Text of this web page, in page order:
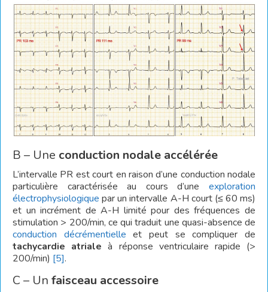
B – Une conduction nodale accélérée
L’intervalle PR est court en raison d’une conduction nodale
particulière caractérisée au cours d’une exploration
électrophysiologique par un intervalle A-H court (≤ 60 ms)
et un incrément de A-H limité pour des fréquences de
stimulation > 200/min, ce qui traduit une quasi-absence de
conduction décrémentielle et peut se compliquer de
tachycardie atriale à réponse ventriculaire rapide (>
200/min) [5].
C – Un faisceau accessoire